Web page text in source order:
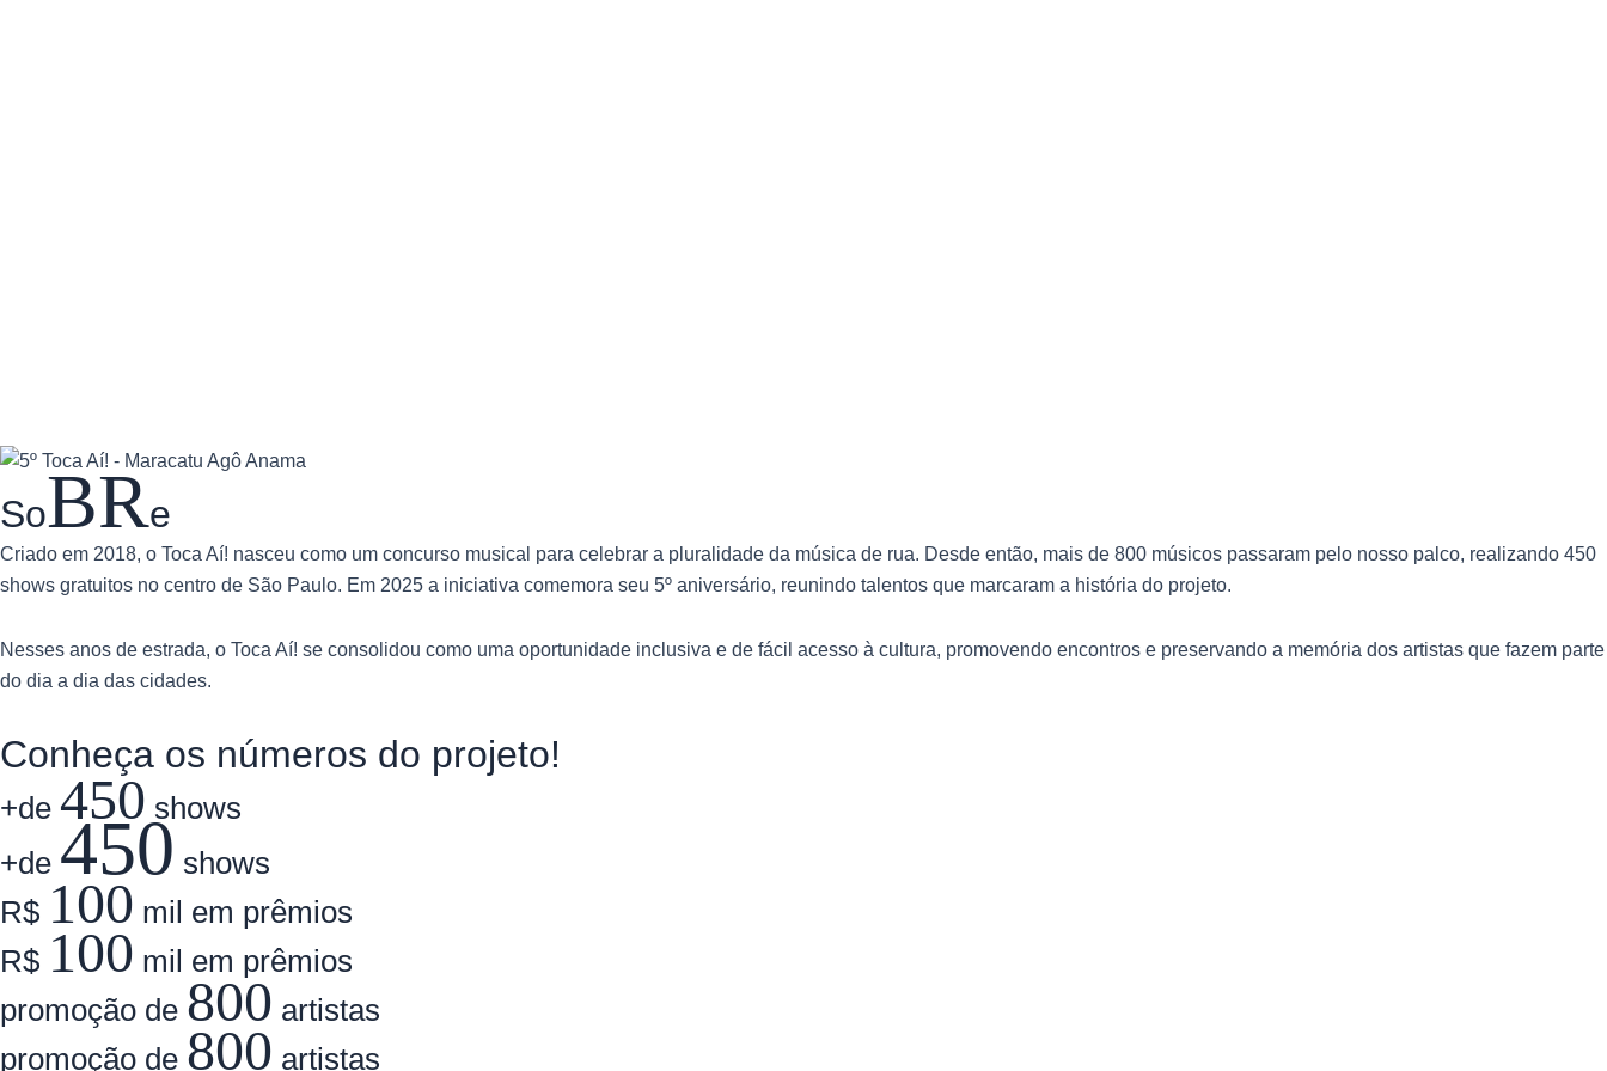
SoBRe
Criado em 2018, o Toca Aí! nasceu como um concurso musical para celebrar a pluralidade da música de rua. Desde então, mais de 800 músicos passaram pelo nosso palco, realizando 450
shows gratuitos no centro de São Paulo. Em 2025 a iniciativa comemora seu 5º aniversário, reunindo talentos que marcaram a história do projeto.
Nesses anos de estrada, o Toca Aí! se consolidou como uma oportunidade inclusiva e de fácil acesso à cultura, promovendo encontros e preservando a memória dos artistas que fazem parte
do dia a dia das cidades.
Conheça os números do projeto!
+de 450 shows
+de 450 shows
R$ 100 mil em prêmios
R$ 100 mil em prêmios
promoção de 800 artistas
promoção de 800 artistas